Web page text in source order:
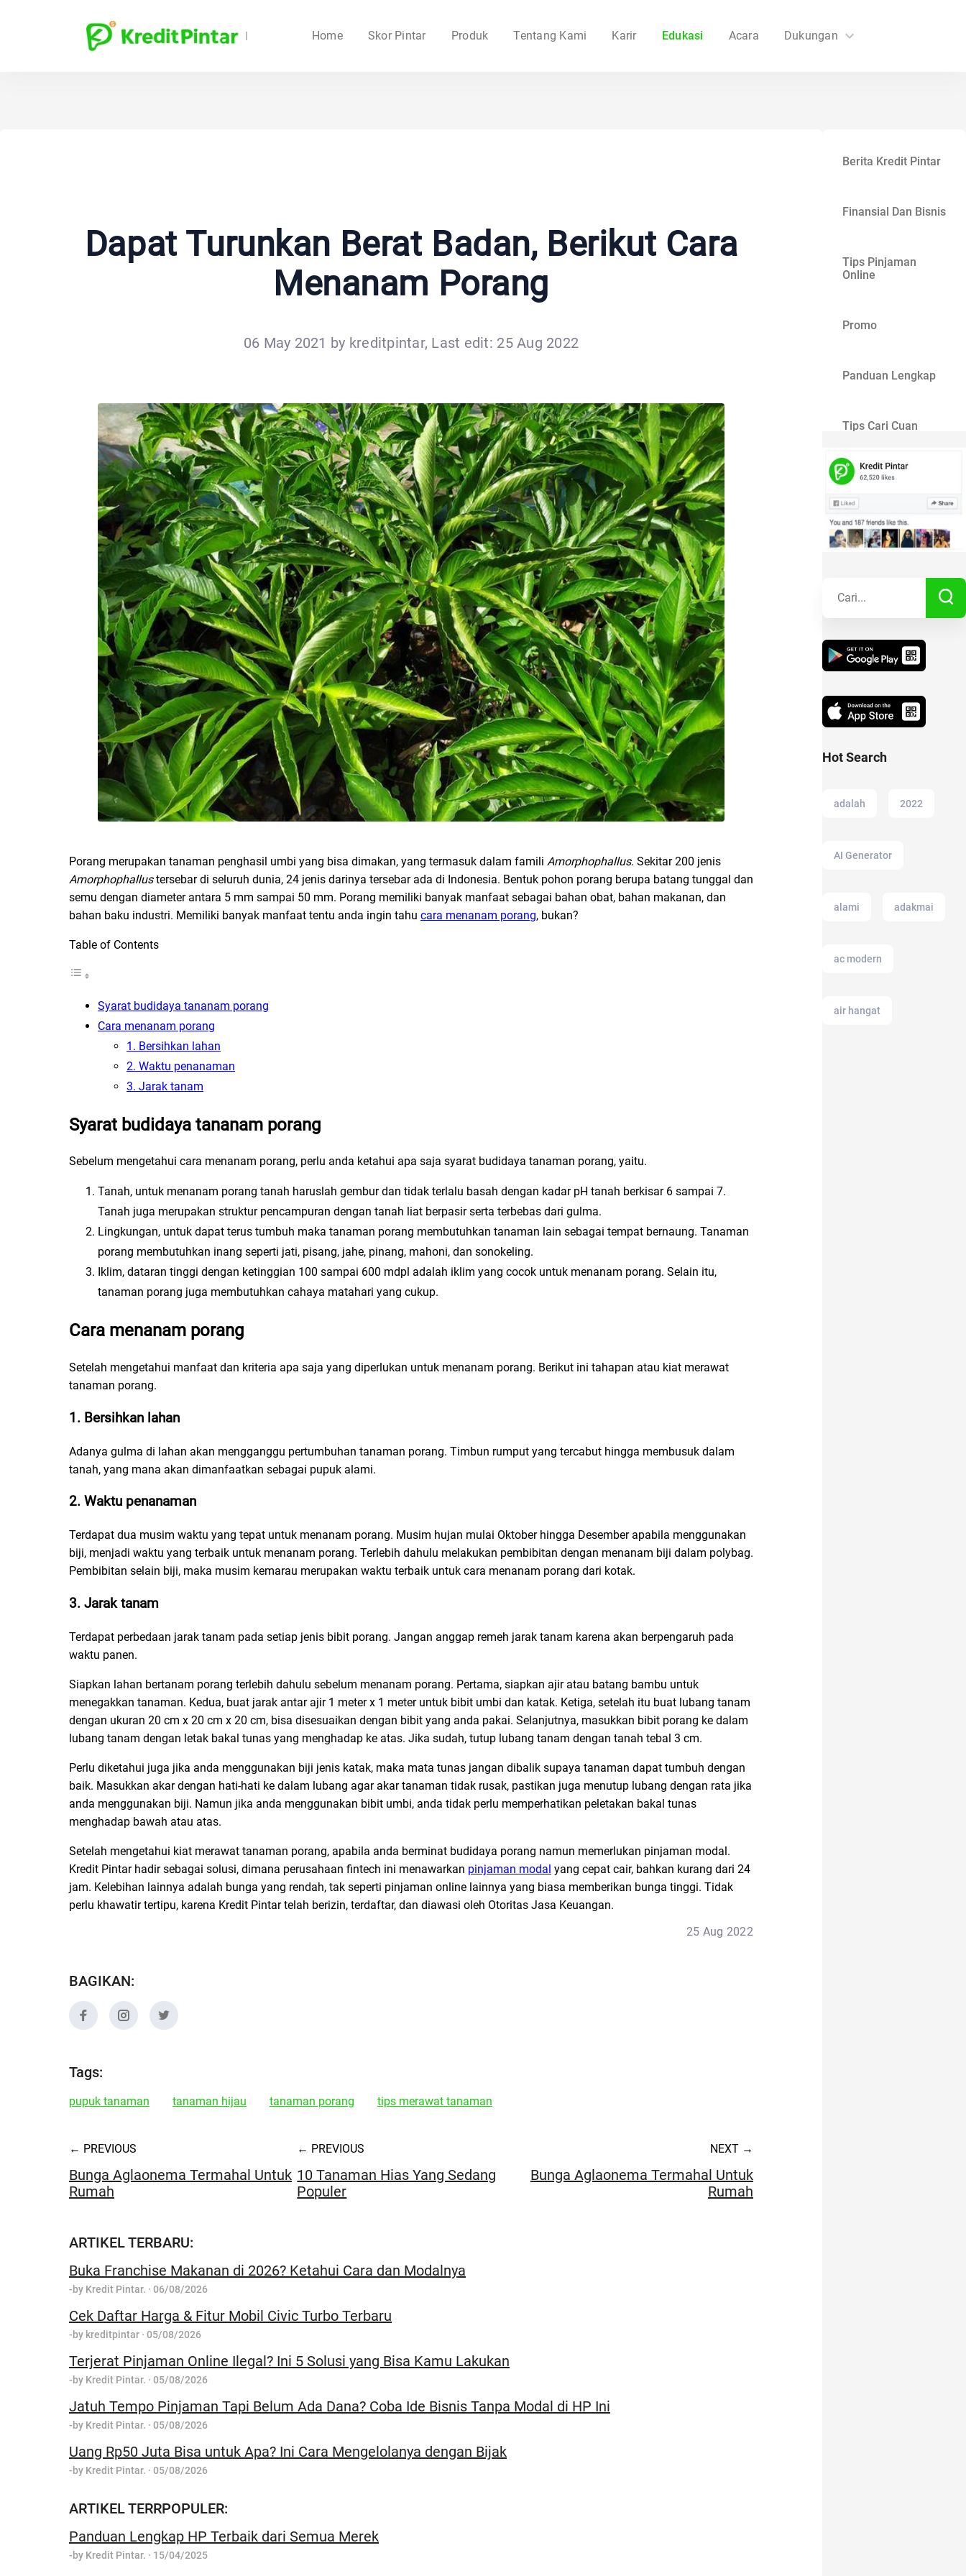
Home Skor Pintar Produk Tentang Kami Karir Edukasi Acara Dukungan
Dapat Turunkan Berat Badan, Berikut Cara
Menanam Porang
06 May 2021 by kreditpintar, Last edit: 25 Aug 2022
Porang merupakan tanaman penghasil umbi yang bisa dimakan, yang termasuk dalam famili Amorphophallus. Sekitar 200 jenis
Amorphophallustersebar di seluruh dunia, 24 jenis darinya tersebar ada di Indonesia. Bentuk pohon porang berupa batang tunggal dan
semu dengan diameter antara 5 mm sampai 50 mm. Porang memiliki banyak manfaat sebagai bahan obat, bahan makanan, dan
bahan baku industri. Memiliki banyak manfaat tentu anda ingin tahu cara menanam porang, bukan?
Table of Contents
Syarat budidaya tananam porang
Cara menanam porang
1. Bersihkan lahan
2. Waktu penanaman
3. Jarak tanam
Syarat budidaya tananam porang
Sebelum mengetahui cara menanam porang, perlu anda ketahui apa saja syarat budidaya tanaman porang, yaitu.
Tanah, untuk menanam porang tanah haruslah gembur dan tidak terlalu basah dengan kadar pH tanah berkisar 6 sampai 7.
Tanah juga merupakan struktur pencampuran dengan tanah liat berpasir serta terbebas dari gulma.
Lingkungan, untuk dapat terus tumbuh maka tanaman porang membutuhkan tanaman lain sebagai tempat bernaung. Tanaman
porang membutuhkan inang seperti jati, pisang, jahe, pinang, mahoni, dan sonokeling.
Iklim, dataran tinggi dengan ketinggian 100 sampai 600 mdpl adalah iklim yang cocok untuk menanam porang. Selain itu,
tanaman porang juga membutuhkan cahaya matahari yang cukup.
Cara menanam porang
Setelah mengetahui manfaat dan kriteria apa saja yang diperlukan untuk menanam porang. Berikut ini tahapan atau kiat merawat
tanaman porang.
1. Bersihkan lahan
Adanya gulma di lahan akan mengganggu pertumbuhan tanaman porang. Timbun rumput yang tercabut hingga membusuk dalam
tanah, yang mana akan dimanfaatkan sebagai pupuk alami.
2. Waktu penanaman
Terdapat dua musim waktu yang tepat untuk menanam porang. Musim hujan mulai Oktober hingga Desember apabila menggunakan
biji, menjadi waktu yang terbaik untuk menanam porang. Terlebih dahulu melakukan pembibitan dengan menanam biji dalam polybag.
Pembibitan selain biji, maka musim kemarau merupakan waktu terbaik untuk cara menanam porang dari kotak.
3. Jarak tanam
Terdapat perbedaan jarak tanam pada setiap jenis bibit porang. Jangan anggap remeh jarak tanam karena akan berpengaruh pada
waktu panen.
Siapkan lahan bertanam porang terlebih dahulu sebelum menanam porang. Pertama, siapkan ajir atau batang bambu untuk
menegakkan tanaman. Kedua, buat jarak antar ajir 1 meter x 1 meter untuk bibit umbi dan katak. Ketiga, setelah itu buat lubang tanam
dengan ukuran 20 cm x 20 cm x 20 cm, bisa disesuaikan dengan bibit yang anda pakai. Selanjutnya, masukkan bibit porang ke dalam
lubang tanam dengan letak bakal tunas yang menghadap ke atas. Jika sudah, tutup lubang tanam dengan tanah tebal 3 cm.
Perlu diketahui juga jika anda menggunakan biji jenis katak, maka mata tunas jangan dibalik supaya tanaman dapat tumbuh dengan
baik. Masukkan akar dengan hati-hati ke dalam lubang agar akar tanaman tidak rusak, pastikan juga menutup lubang dengan rata jika
anda menggunakan biji. Namun jika anda menggunakan bibit umbi, anda tidak perlu memperhatikan peletakan bakal tunas
menghadap bawah atau atas.
Setelah mengetahui kiat merawat tanaman porang, apabila anda berminat budidaya porang namun memerlukan pinjaman modal.
Kredit Pintar hadir sebagai solusi, dimana perusahaan fintech ini menawarkan pinjaman modal yang cepat cair, bahkan kurang dari 24
jam. Kelebihan lainnya adalah bunga yang rendah, tak seperti pinjaman online lainnya yang biasa memberikan bunga tinggi. Tidak
perlu khawatir tertipu, karena Kredit Pintar telah berizin, terdaftar, dan diawasi oleh Otoritas Jasa Keuangan.
25 Aug 2022
BAGIKAN:
Tags:
pupuk tanaman tanaman hijau tanaman porang tips merawat tanaman
← PREVIOUS
Bunga Aglaonema Termahal Untuk
Rumah
← PREVIOUS
10 Tanaman Hias Yang Sedang
Populer
NEXT →
Bunga Aglaonema Termahal Untuk
Rumah
ARTIKEL TERBARU:
Buka Franchise Makanan di 2026? Ketahui Cara dan Modalnya
-by Kredit Pintar. · 06/08/2026
Cek Daftar Harga & Fitur Mobil Civic Turbo Terbaru
-by kreditpintar · 05/08/2026
Terjerat Pinjaman Online Ilegal? Ini 5 Solusi yang Bisa Kamu Lakukan
-by Kredit Pintar. · 05/08/2026
Jatuh Tempo Pinjaman Tapi Belum Ada Dana? Coba Ide Bisnis Tanpa Modal di HP Ini
-by Kredit Pintar. · 05/08/2026
Uang Rp50 Juta Bisa untuk Apa? Ini Cara Mengelolanya dengan Bijak
-by Kredit Pintar. · 05/08/2026
ARTIKEL TERRPOPULER:
Panduan Lengkap HP Terbaik dari Semua Merek
-by Kredit Pintar. · 15/04/2025
Berita Kredit Pintar
Finansial Dan Bisnis
Tips Pinjaman
Online
Promo
Panduan Lengkap
Tips Cari Cuan
Gaya Hidup
Kisah Sukses
Hot Search
adalah 2022
AI Generator
alami adakmai
ac modern
air hangat